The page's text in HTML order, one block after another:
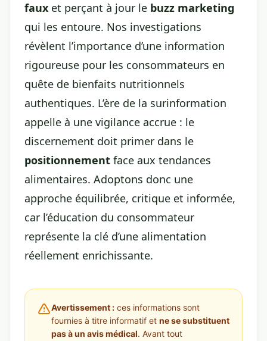
faux et perçant à jour le buzz marketing
qui les entoure. Nos investigations
révèlent l’importance d’une information
rigoureuse pour les consommateurs en
quête de bienfaits nutritionnels
authentiques. L’ère de la surinformation
appelle à une vigilance accrue : le
discernement doit primer dans le
positionnement face aux tendances
alimentaires. Adoptons donc une
approche équilibrée, critique et informée,
car l’éducation du consommateur
représente la clé d’une alimentation
réellement enrichissante.
Avertissement : ces informations sont
fournies à titre informatif et ne se substituent
pas à un avis médical. Avant tout